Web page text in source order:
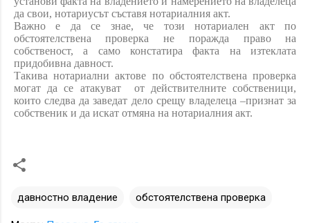
да свои, нотариусът съставя нотариалния акт.
Важно е да се знае, че този нотариален акт по
обстоятелствена проверка не поражда право на
собственост, а само констатира факта на изтеклата
придобивна давност.
Такива нотариални актове по обстоятелствена проверка
могат да се атакуват от действителните собственици,
които следва да заведат дело срещу владелеца –признат за
собственик и да искат отмяна на нотариалния акт.
давностно владение обстоятелствена проверка